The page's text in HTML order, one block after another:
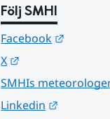
Följ SMHI
Facebook
X
SMHIs
Linkedin